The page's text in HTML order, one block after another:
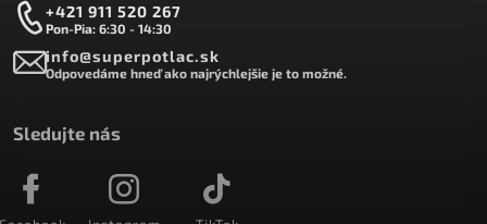
+421 911 520 267
Pon-Pia: 6:30 - 14:30
info@superpotlac.sk
Odpovedáme hneď ako najrýchlejšie je to možné.
Sledujte nás